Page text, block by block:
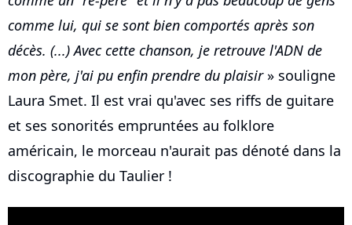
comme lui, qui se sont bien comportés après son
décès. (...) Avec cette chanson, je retrouve l'ADN de
mon père, j'ai pu enfin prendre du plaisir» souligne
Laura Smet. Il est vrai qu'avec ses riffs de guitare
et ses sonorités empruntées au folklore
américain, le morceau n'aurait pas dénoté dans la
discographie du Taulier !